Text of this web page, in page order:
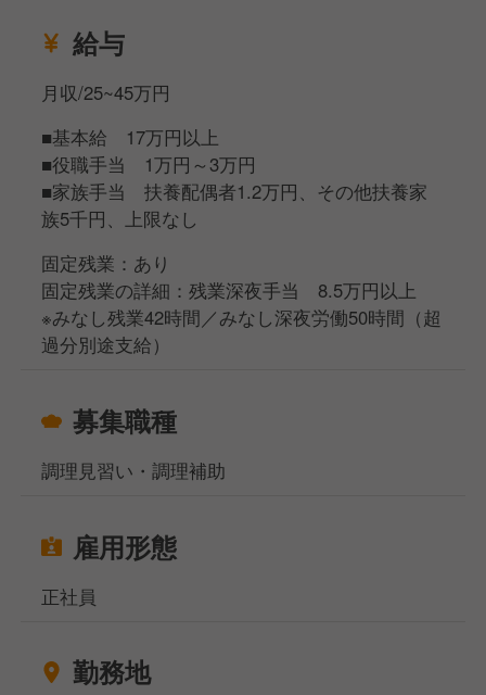
きる環境かと思いますので、ぜひ一緒にお店を盛り上
給与
月収/25~45万円
■基本給 17万円以上
■役職手当 1万円～3万円
■家族手当 扶養配偶者1.2万円、その他扶養家
族5千円、上限なし
固定残業：あり
固定残業の詳細：残業深夜手当 8.5万円以上
※みなし残業42時間／みなし深夜労働50時間（超
過分別途支給）
募集職種
調理見習い・調理補助
雇用形態
正社員
勤務地